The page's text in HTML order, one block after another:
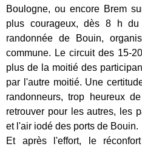
Boulogne, ou encore Brem
plus courageux, dès 8 h
randonnée de Bouin,
commune. Le circuit des 15-
plus de la moitié des
par l'autre moitié. Une
randonneurs, trop heureux
retrouver pour les autres, les
et l'air iodé des ports de Bouin.
Et après l'effort, le